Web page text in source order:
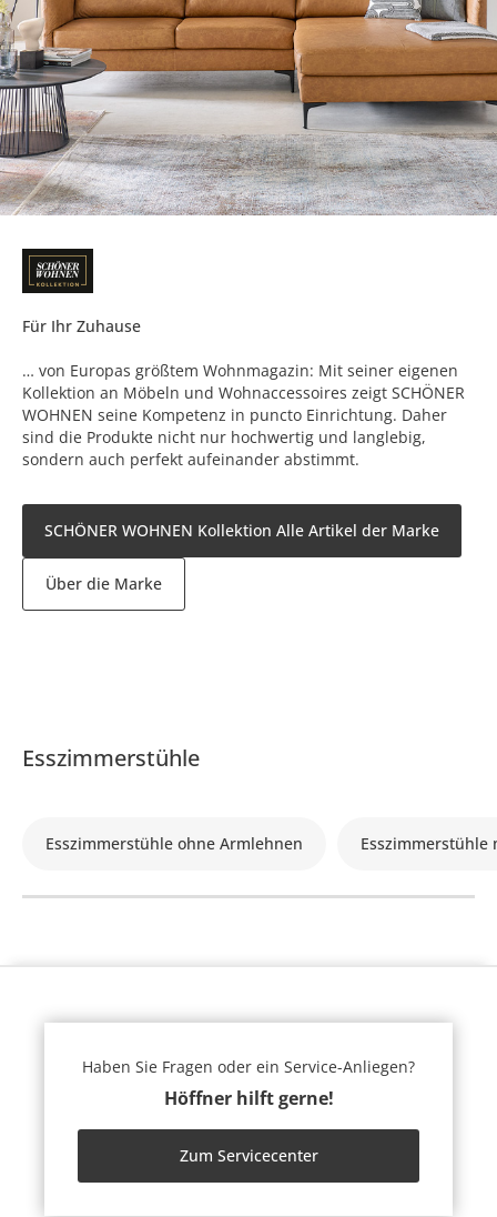
Für Ihr Zuhause
… von Europas größtem Wohnmagazin: Mit seiner eigenen
Kollektion an Möbeln und Wohnaccessoires zeigt SCHÖNER
WOHNEN seine Kompetenz in puncto Einrichtung. Daher
sind die Produkte nicht nur hochwertig und langlebig,
sondern auch perfekt aufeinander abstimmt.
SCHÖNER WOHNEN Kollektion Alle Artikel der Marke
Über die Marke
Esszimmerstühle
Esszimmerstühle ohne Armlehnen Esszimmerstühle
Haben Sie Fragen oder ein Service-Anliegen?
Höffner hilft gerne!
Zum Servicecenter